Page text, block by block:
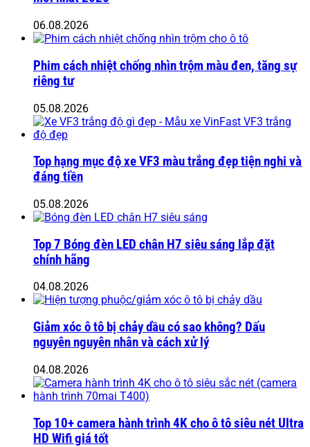
06.08.2026
Phim cách nhiệt chống nhìn trộm màu đen, tăng sự
riêng tư
05.08.2026
Top hạng mục độ xe VF3 màu trắng đẹp tiện nghi và
đáng tiền
05.08.2026
Top 7 Bóng đèn LED chân H7 siêu sáng lắp đặt
chính hãng
04.08.2026
Giảm xóc ô tô bị chảy dầu có sao không? Dấu
nguyên nguyên nhân và cách xử lý
04.08.2026
Top 10+ camera hành trình 4K cho ô tô siêu nét Ultra
HD Wifi giá tốt